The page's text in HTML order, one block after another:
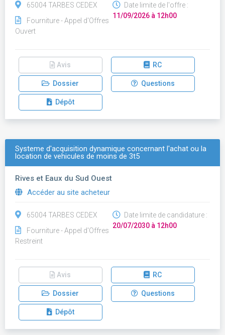
65004 TARBES CEDEX
Fourniture - Appel d'Offres
Ouvert
Date limite de l'offre :
11/09/2026 à 12h00
Avis RC
Dossier Questions
Dépôt
Systeme d'acquisition dynamique concernant l'achat ou la
location de vehicules de moins de 3t5
Rives et Eaux du Sud Ouest
Accéder au site acheteur
65004 TARBES CEDEX
Fourniture - Appel d'Offres
Restreint
Date limite de candidature :
20/07/2030 à 12h00
Avis RC
Dossier Questions
Dépôt